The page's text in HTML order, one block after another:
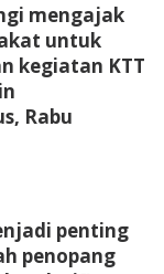
mengajak
untuk
kegiatan KTT
Rabu
penting
penopang